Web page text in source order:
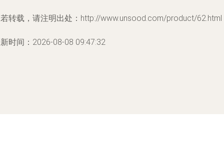
转载，请注明出处：http://www.unsood.com/product/62.html
时间：2026-08-08 09:47:32